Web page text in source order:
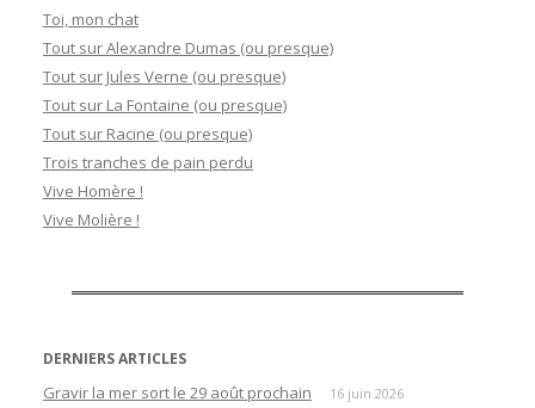
Toi, mon chat
Tout sur Alexandre Dumas (ou presque)
Tout sur Jules Verne (ou presque)
Tout sur La Fontaine (ou presque)
Tout sur Racine (ou presque)
Trois tranches de pain perdu
Vive Homère !
Vive Molière !
DERNIERS ARTICLES
Gravir la mer sort le 29 août prochain 16 juin 2026